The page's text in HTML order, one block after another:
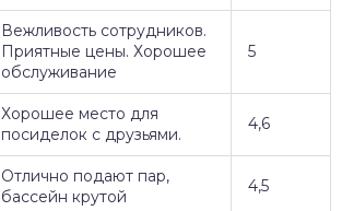
Вежливость сотрудников.
Приятные цены. Хорошее
обслуживание
5
Хорошее место для
посиделок с друзьями.
4,6
Отлично подают пар,
бассейн крутой
4,5